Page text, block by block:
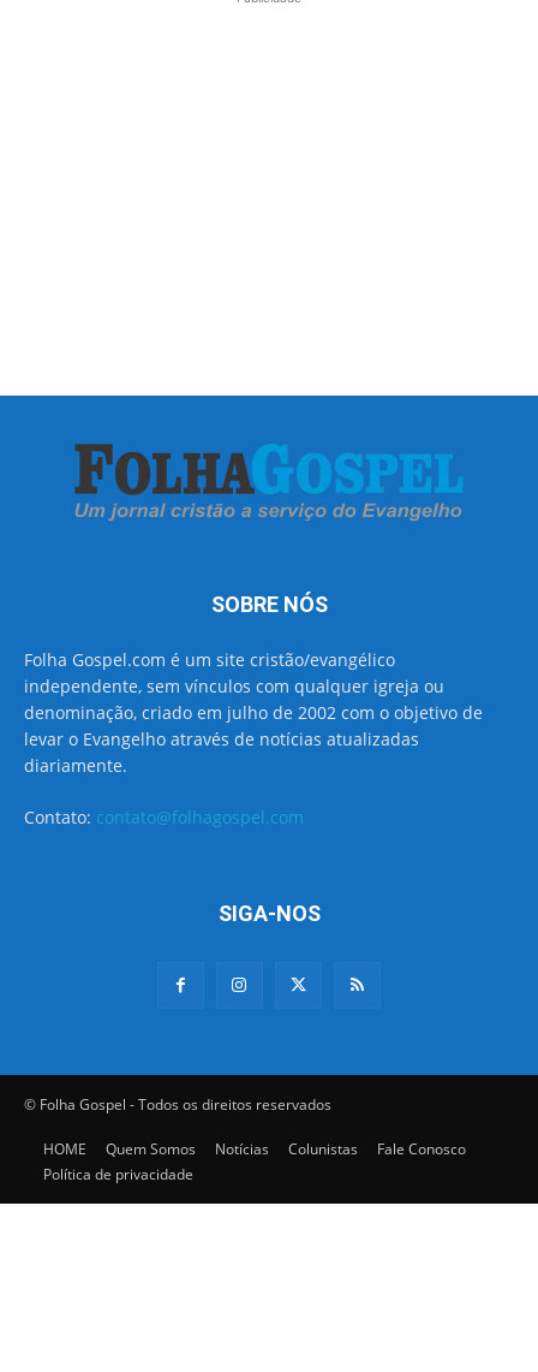
SOBRE NÓS
Folha Gospel.com é um site cristão/evangélico
independente, sem vínculos com qualquer igreja ou
denominação, criado em julho de 2002 com o objetivo de
levar o Evangelho através de notícias atualizadas
diariamente.
Contato: contato@folhagospel.com
SIGA-NOS
© Folha Gospel - Todos os direitos reservados
HOME Quem Somos Notícias Colunistas
Fale Conosco
Política de privacidade